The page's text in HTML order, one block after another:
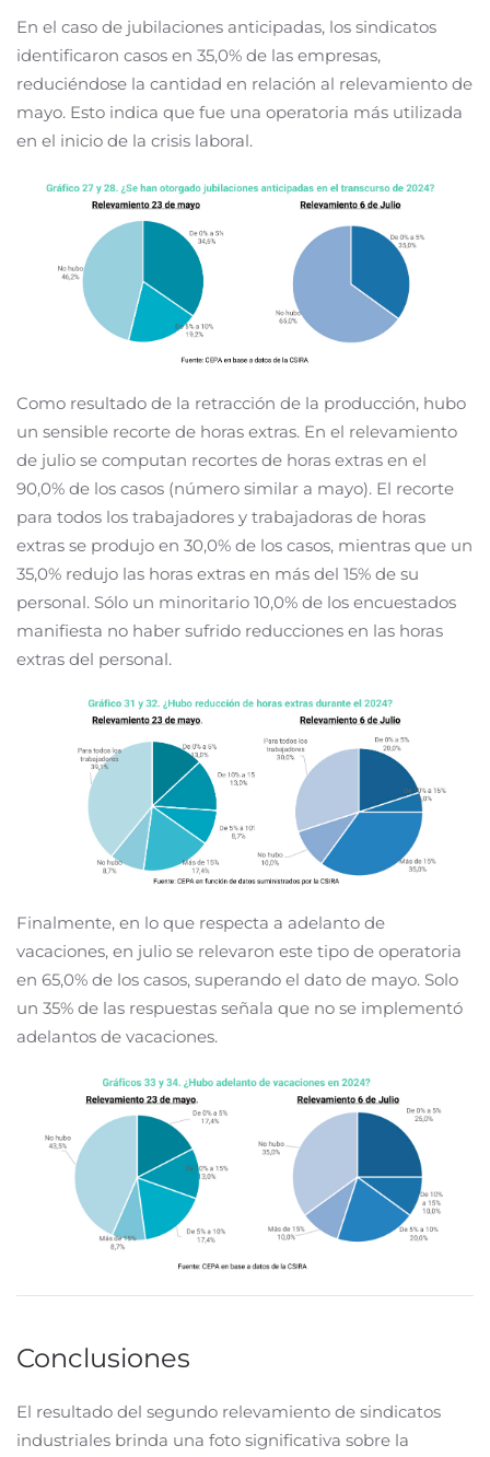
En el caso de jubilaciones anticipadas, los sindicatos
identificaron casos en 35,0% de las empresas,
reduciéndose la cantidad en relación al relevamiento de
mayo. Esto indica que fue una operatoria más utilizada
en el inicio de la crisis laboral.
Como resultado de la retracción de la producción, hubo
un sensible recorte de horas extras. En el relevamiento
de julio se computan recortes de horas extras en el
90,0% de los casos (número similar a mayo). El recorte
para todos los trabajadores y trabajadoras de horas
extras se produjo en 30,0% de los casos, mientras que un
35,0% redujo las horas extras en más del 15% de su
personal. Sólo un minoritario 10,0% de los encuestados
manifiesta no haber sufrido reducciones en las horas
extras del personal.
Finalmente, en lo que respecta a adelanto de
vacaciones, en julio se relevaron este tipo de operatoria
en 65,0% de los casos, superando el dato de mayo. Solo
un 35% de las respuestas señala que no se implementó
adelantos de vacaciones.
Conclusiones
El resultado del segundo relevamiento de sindicatos
industriales brinda una foto significativa sobre la